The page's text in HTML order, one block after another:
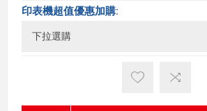
印表機超值優惠加購: